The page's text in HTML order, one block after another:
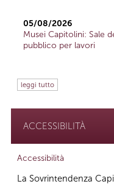
05/08/2026
Musei Capitolini: Sale
pubblico per lavori
leggi tutto
ACCESSIBILITÀ
Accessibilità
La Sovrintendenza